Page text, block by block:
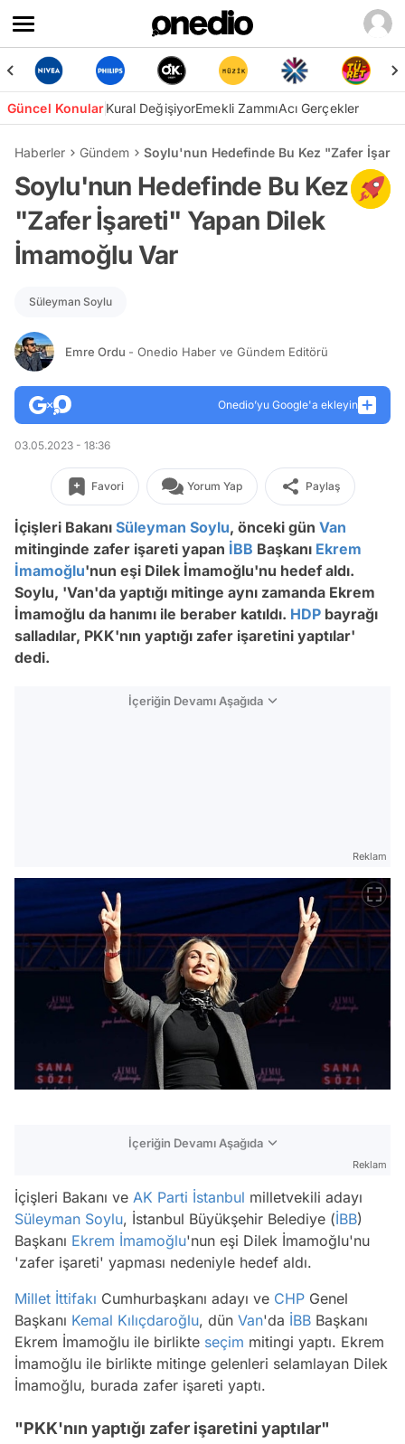
Güncel KonularKural DeğişiyorEmekli ZammıAcı Gerçekler
Haberler Gündem Soylu'nun Hedefinde Bu Kez "Zafer
Soylu'nun Hedefinde Bu Kez
"Zafer İşareti" Yapan Dilek
İmamoğlu Var
Süleyman Soylu
Emre Ordu - Onedio Haber ve Gündem Editörü
Onedio’yu Google'a ekleyin
03.05.2023 - 18:36
Favori Yorum Yap Paylaş
İçişleri Bakanı Süleyman Soylu, önceki gün Van
mitinginde zafer işareti yapan İBB Başkanı Ekrem
İmamoğlu'nun eşi Dilek İmamoğlu'nu hedef aldı.
Soylu, 'Van'da yaptığı mitinge aynı zamanda Ekrem
İmamoğlu da hanımı ile beraber katıldı. HDP bayrağı
salladılar, PKK'nın yaptığı zafer işaretini yaptılar'
dedi.
İçeriğin Devamı Aşağıda
Reklam
İçeriğin Devamı Aşağıda
Reklam
İçişleri Bakanı ve AK Parti İstanbul milletvekili adayı
Süleyman Soylu, İstanbul Büyükşehir Belediye (İBB)
Başkanı Ekrem İmamoğlu'nun eşi Dilek İmamoğlu'nu
'zafer işareti' yapması nedeniyle hedef aldı.
Millet İttifakı Cumhurbaşkanı adayı ve CHP Genel
Başkanı Kemal Kılıçdaroğlu, dün Van'da İBB Başkanı
Ekrem İmamoğlu ile birlikte seçim mitingi yaptı. Ekrem
İmamoğlu ile birlikte mitinge gelenleri selamlayan Dilek
İmamoğlu, burada zafer işareti yaptı.
"PKK'nın yaptığı zafer işaretini yaptılar"